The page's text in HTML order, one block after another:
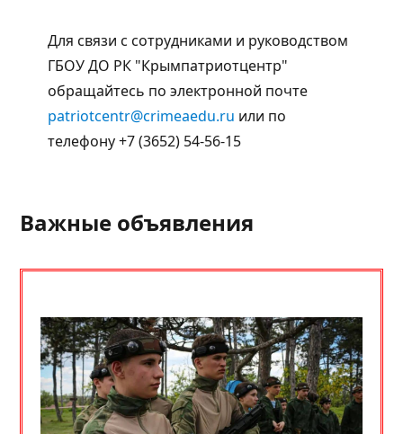
Для связи с сотрудниками и руководством
ГБОУ ДО РК "Крымпатриотцентр"
обращайтесь по электронной почте
patriotcentr@crimeaedu.ru или по
телефону +7 (3652) 54-56-15
Важные объявления